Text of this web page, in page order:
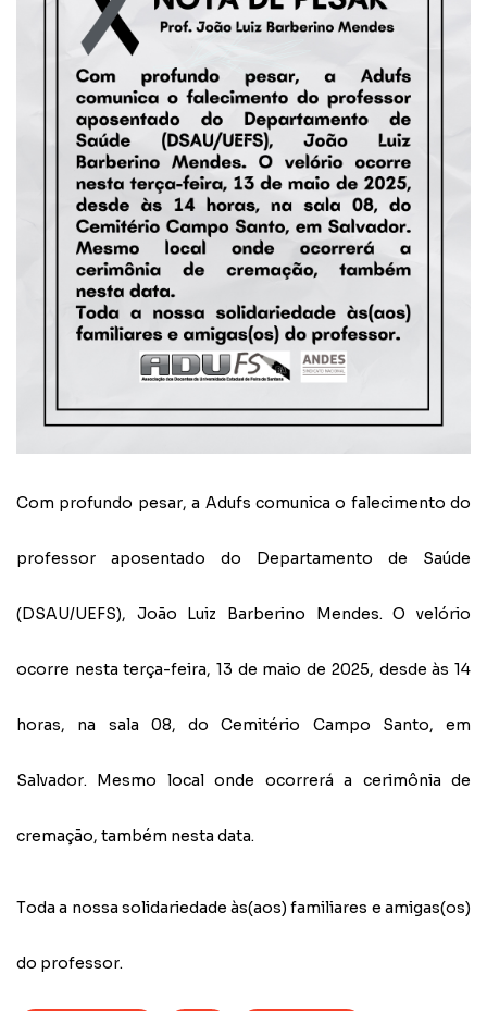
Com profundo pesar, a Adufs comunica o falecimento do
professor aposentado do Departamento de Saúde
(DSAU/UEFS), João Luiz Barberino Mendes. O velório
ocorre nesta terça-feira, 13 de maio de 2025, desde às 14
horas, na sala 08, do Cemitério Campo Santo, em
Salvador. Mesmo local onde ocorrerá a cerimônia de
cremação, também nesta data.
Toda a nossa solidariedade às(aos) familiares e amigas(os)
do professor.